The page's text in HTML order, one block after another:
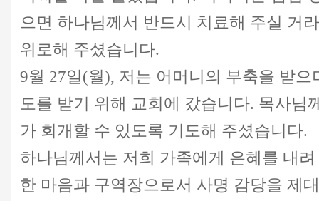
으면 하나님께서 반드시 치료해 주실 거
위로해 주셨습니다.
9월 27일(월), 저는 어머니의 부축을 받으
도를 받기 위해 교회에 갔습니다. 목사님
가 회개할 수 있도록 기도해 주셨습니다.
하나님께서는 저희 가족에게 은혜를 내
한 마음과 구역장으로서 사명 감당을 제